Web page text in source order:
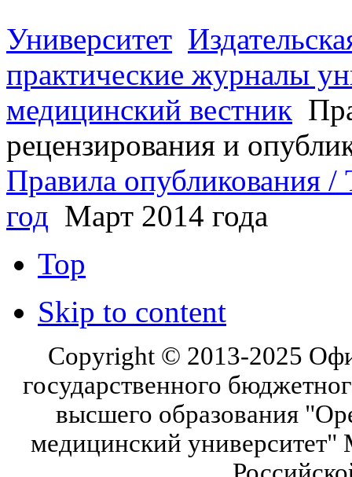
Университет
практические журналы
медицинский вестник
рецензирования и
Правила опубликования
год Март 2014 года
Top
Skip to content
Copyright © 2013-2025
государственного
высшего образования
медицинский университет"